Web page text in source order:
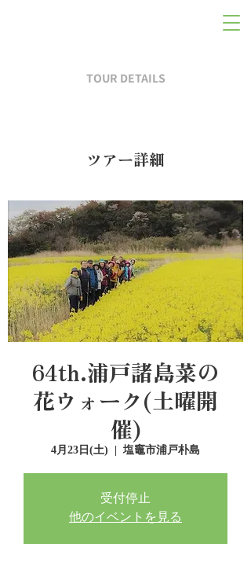
TOUR DETAILS
ツアー詳細
64th.浦戸諸島菜の
花ウォーク(土曜開
催)
4月23日(土) 塩竈市浦戸朴島
受付停止
他のイベントを見る